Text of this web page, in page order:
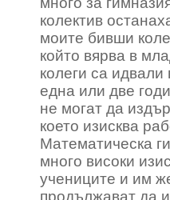
колектив
моите бивши
който вярва в
колеги са
една или две
не могат да
което изисква
Математическа
много високи
учениците и им
продължават да